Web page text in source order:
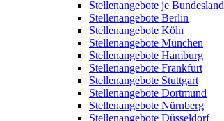
Stellenangebote je Bundesland
Stellenangebote Berlin
Stellenangebote Köln
Stellenangebote München
Stellenangebote Hamburg
Stellenangebote Frankfurt
Stellenangebote Stuttgart
Stellenangebote Dortmund
Stellenangebote Nürnberg
Stellenangebote Düsseldorf